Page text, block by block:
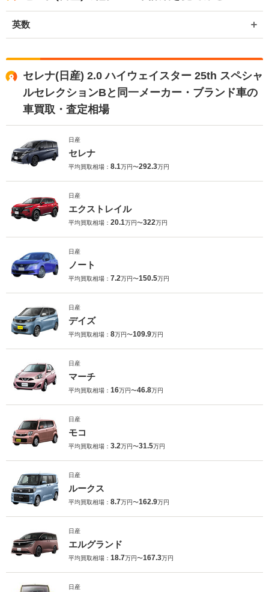
英数
セレナ(日産) 2.0 ハイウェイスター 25th スペシャ
ルセレクションBと同一メーカー・ブランド車の
車買取・査定相場
日産
セレナ
平均買取相場： 8.1万円〜292.3万円
日産
エクストレイル
平均買取相場： 20.1万円〜322万円
日産
ノート
平均買取相場： 7.2万円〜150.5万円
日産
デイズ
平均買取相場： 8万円〜109.9万円
日産
マーチ
平均買取相場： 16万円〜46.8万円
日産
モコ
平均買取相場： 3.2万円〜31.5万円
日産
ルークス
平均買取相場： 8.7万円〜162.9万円
日産
エルグランド
平均買取相場： 18.7万円〜167.3万円
日産